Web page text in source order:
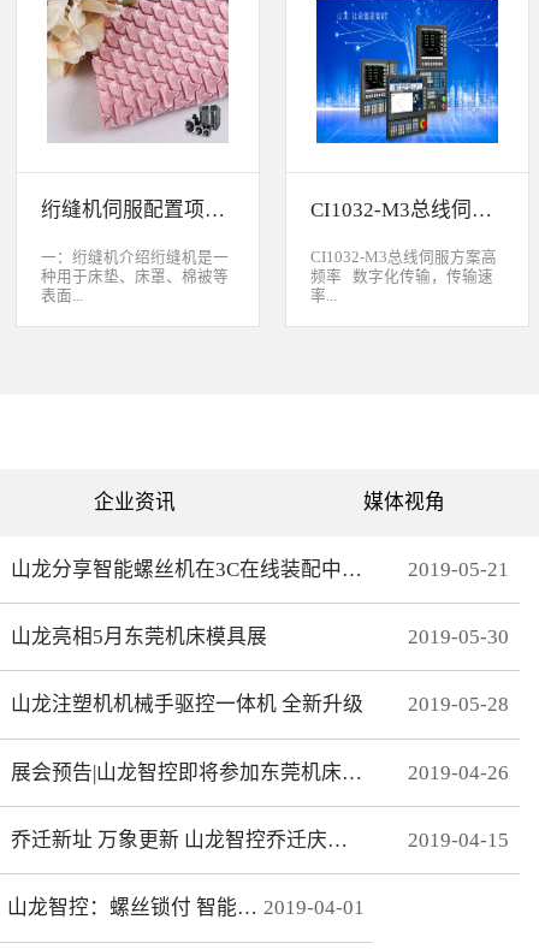
绗缝机伺服配置项目介绍
一：绗缝机介绍绗缝机是一
种用于床垫、床罩、棉被等
表面...
为单针设计，采用电脑可视
化界面控制机器移动实现花
绗缝机是以XY—Z型运动的
动，Z轴控制机头的绗缝。
（1）Z轴方向运动——绗缝
针上下的运动。（两个伺
（一个伺服）（3）Y轴方向
运动。（一个伺服）其中Z
轴是要两个伺服来配合完
成，伺服Z1：控制绗缝针上
动跟随不用电脑系统控制。
所以电脑是三轴系统，但却
控制着4个伺服。Z轴主要工
艺是：在500-2800针/分的
速度下，保证针始终能插入
CI1032-M3总线伺服方案
CI1032-M3总线伺服方案高
频率 数字化传输，传输速
率...
合远距离的电机控制。网线
式接线 减少前期接线、制
观。分期保护 可以实现系
拆卸功能，有效杜绝拖款。
伺服参数，一键设置下发，
冲100倍，多个轴联动加工
问题而导致的加 工不
协调、整体效果变形等。快
速 MECHATROLINK III总
响应频率，位 置速度指
令整定时间可达2ms以下。
精准 23位绝对值编码器，
企业资讯 媒体视角
山龙分享智能螺丝机在3C在线装配中的应用 2019-05-21
山龙亮相5月东莞机床模具展 2019-05-30
山龙注塑机机械手驱控一体机 全新升级 2019-05-28
展会预告|山龙智控即将参加东莞机床模具展 2019-04-26
乔迁新址 万象更新 山龙智控乔迁庆典隆重举行 2019-04-15
山龙智控：螺丝锁付 智能升级 2019-04-01